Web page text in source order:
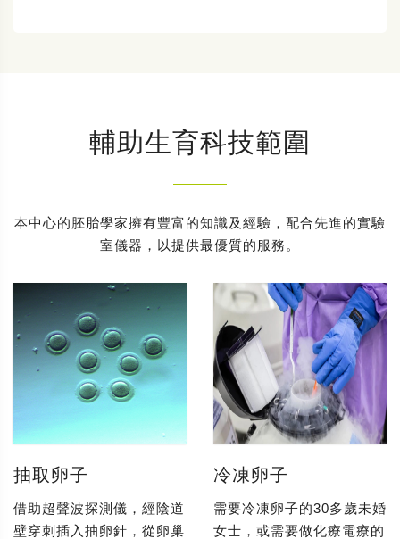
輔助生育科技範圍
本中心的胚胎學家擁有豐富的知識及經驗，配合先進的實驗
室儀器，以提供最優質的服務。
抽取卵子
借助超聲波探測儀，經陰道
壁穿刺插入抽卵針，從卵巢
冷凍卵子
需要冷凍卵子的30多歲未婚
女士，或需要做化療電療的